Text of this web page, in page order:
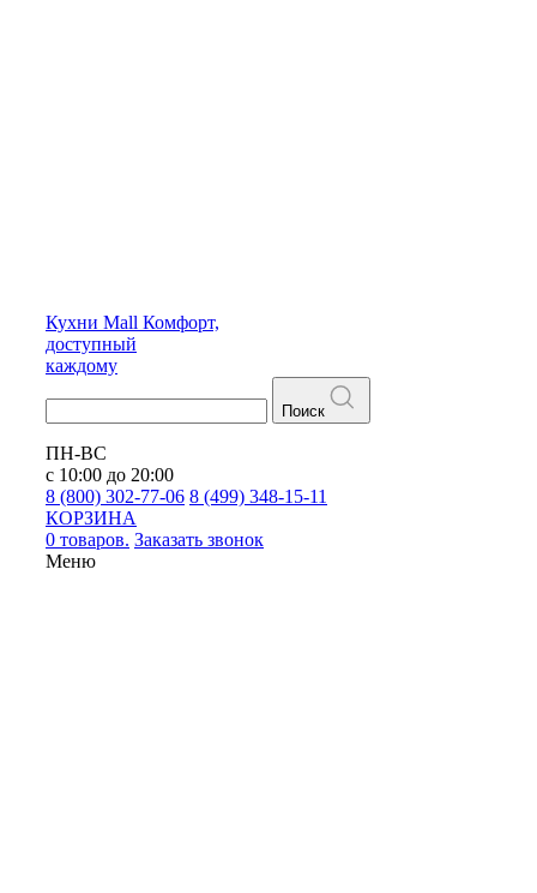
Кухни Mall Комфорт,
доступный
каждому
Поиск
ПН-ВС
с 10:00 до 20:00
8 (800) 302-77-06 8 (499) 348-15-11
КОРЗИНА
0 товаров. Заказать звонок
Меню